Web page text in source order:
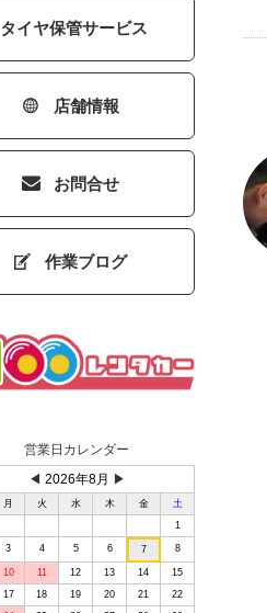
タイヤ保管サービス
店舗情報
お問合せ
作業ブログ
営業日カレンダー
◀ 2026年8月 ▶
月 火 水 木 金
土
1
3 4 5 6 7 8
10 11 12 13 14
15
17 18 19 20 21
22